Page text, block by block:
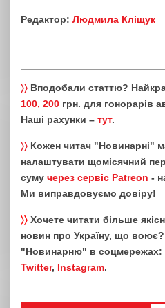
Редактор: Людмила Кліщук
〉〉 Вподобали статтю?
100, 200 грн. для гонорарів
Наші рахунки – тут.
〉〉 Кожен читач "Новинарні"
налаштувати щомісячний
суму через сервіс Patreon -
Ми виправдовуємо довіру!
〉〉 Хочете читати більше
новин про Україну, що
"Новинарню" в соцмережах:
Twitter, Instagram.